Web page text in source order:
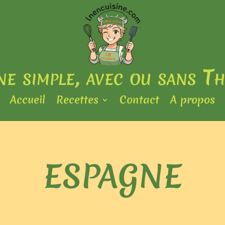
simple, avec ou sans
Accueil Recettes Contact A propos
ESPAGNE